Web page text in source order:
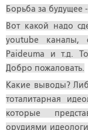
Борьба за будущее
Вот какой надо
youtube каналы,
Paideuma и т.д.
Добро пожаловать.
Какие выводы?
тоталитарная
которые
орудиями